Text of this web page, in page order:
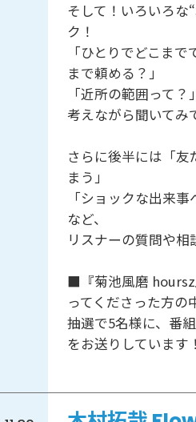
そして！いろいろな
ク！
「ひとりでどこま
まで頼める？」
「近所の範囲って
考えながら聞いてみ
さらに後半には「友
まう」
「ショックな出来
など、
リスナーの質問や相
■『菊池風磨
ってくださった方の
抽選で5名様に、番
をお送りしています！